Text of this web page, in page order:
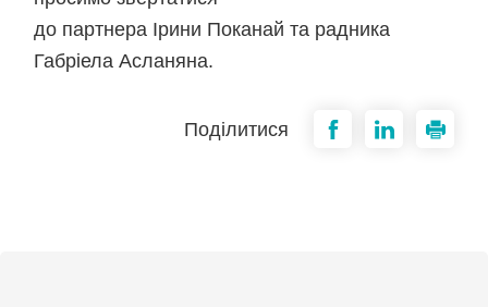
до партнера Ірини Поканай та радника
Габріела Асланяна.
Поділитися